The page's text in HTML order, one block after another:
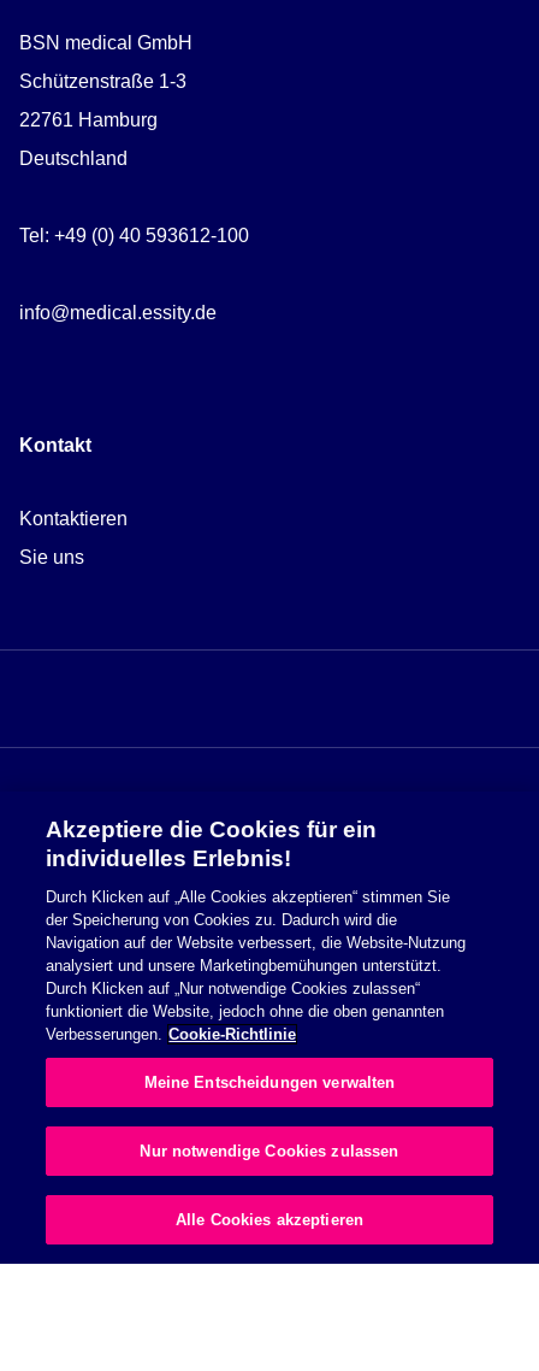
BSN medical GmbH
Schützenstraße 1-3
22761 Hamburg
Deutschland
Tel: +49 (0) 40 593612-100
info@medical.essity.de
Kontakt
Kontaktieren
Sie uns
Sicherheitsinformationen
Nutzungsbedingungen
Cookie Richtlinie
Datenschutzerklärung
Impressum
© 2026 Essity Health & Medical. All rights reserved.
Akzeptiere die Cookies für ein
individuelles Erlebnis!
Durch Klicken auf „Alle Cookies akzeptieren“ stimmen Sie
der Speicherung von Cookies zu. Dadurch wird die
Navigation auf der Website verbessert, die Website-Nutzung
analysiert und unsere Marketingbemühungen unterstützt.
Durch Klicken auf „Nur notwendige Cookies zulassen“
funktioniert die Website, jedoch ohne die oben genannten
Verbesserungen. Cookie-Richtlinie
Meine Entscheidungen verwalten
Nur notwendige Cookies zulassen
Alle Cookies akzeptieren